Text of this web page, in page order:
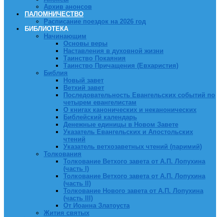
Архив анонсов
ПАЛОМНИЧЕСТВО
Расписание поездок на 2026 год
БИБЛИОТЕКА
Начинающим
Основы веры
Наставления в духовной жизни
Таинство Покаяния
Таинство Причащения (Евхаристия)
Библия
Новый завет
Ветхий завет
Последовательность Евангельских событий по
четырем евангелистам
О книгах канонических и неканонических
Библейский календарь
Денежные единицы в Новом Завете
Указатель Евангельских и Апостольских
чтений
Указатель ветхозаветных чтений (паримий)
Толкования
Толкование Ветхого завета от А.П. Лопухина
(часть I)
Толкование Ветхого завета от А.П. Лопухина
(часть II)
Толкование Нового завета от А.П. Лопухина
(часть III)
От Иоанна Златоуста
Жития святых